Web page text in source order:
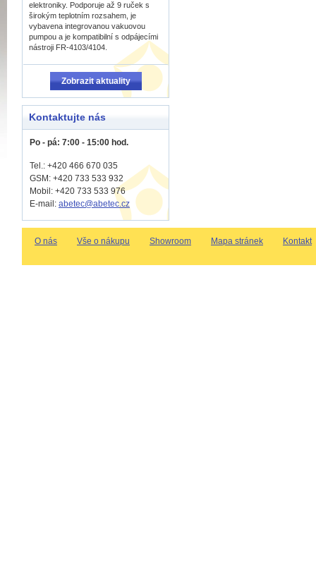
elektroniky. Podporuje až 9 ruček s
širokým teplotním rozsahem, je
vybavena integrovanou vakuovou
pumpou a je kompatibilní s odpájecími
nástroji FR-4103/4104.
Zobrazit aktuality
Kontaktujte nás
Po - pá: 7:00 - 15:00 hod.
Tel.: +420 466 670 035
GSM: +420 733 533 932
Mobil: +420 733 533 976
E-mail: abetec@abetec.cz
O nás Vše o nákupu Showroom Mapa stránek Kontakt